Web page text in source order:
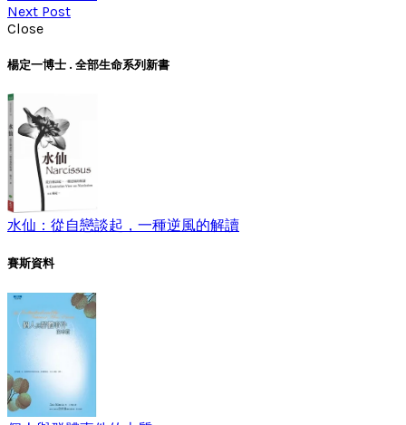
Next Post
Close
楊定一博士 . 全部生命系列新書
水仙：從自戀談起，一種逆風的解讀
賽斯資料